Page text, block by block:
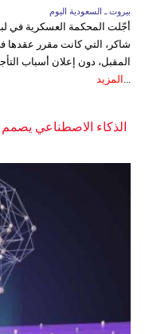
بيروت ـ السعودية اليوم
أجّلت المحكمة العسكرية في
المقبل، دون إعلان أسباب
... المزيد
الذكاء الاصطناعي يصمم